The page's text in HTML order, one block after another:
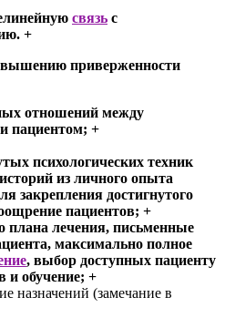
связь с
+
приверженности
отношений между
пациентом; +
психологических техник
из личного опыта
закрепления достигнутого
пациентов; +
плана лечения, письменные
максимально полное
, выбор доступных пациенту
и обучение; +
назначений (замечание в